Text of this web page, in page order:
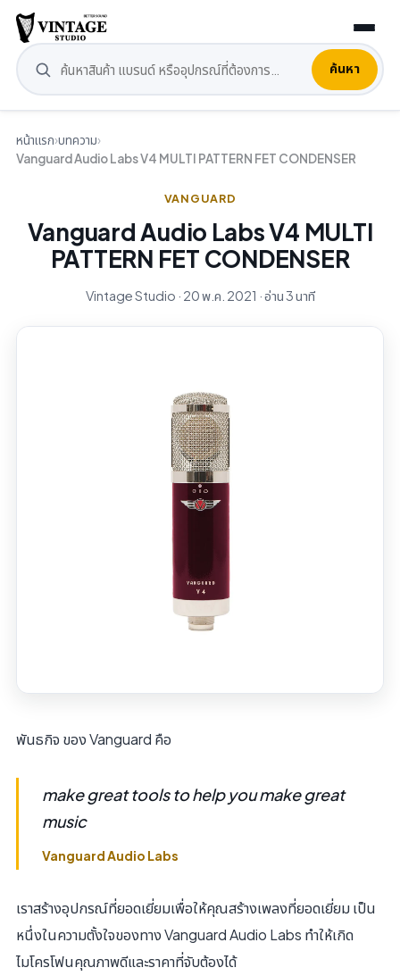
ค้นหา
หน้าแรก›บทความ›
Vanguard Audio Labs V4 MULTI PATTERN FET CONDENSER
VANGUARD
Vanguard Audio Labs V4 MULTI
PATTERN FET CONDENSER
Vintage Studio · 20 พ.ค. 2021 · อ่าน 3 นาที
พันธกิจ ของ Vanguard คือ
make great tools to help you make great
music
Vanguard Audio Labs
เราสร้างอุปกรณ์ที่ยอดเยี่ยมเพื่อให้คุณสร้างเพลงที่ยอดเยี่ยม เป็น
หนึ่งในความตั้งใจของทาง Vanguard Audio Labs ทำให้เกิด
ไมโครโฟนคุณภาพดีและราคาที่จับต้องได้